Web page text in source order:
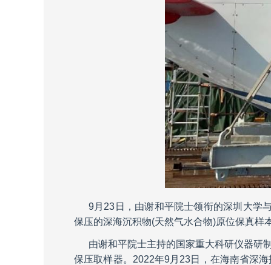
9月23日，由谢和平院士领衔的深圳大学
保压的深海沉积物(天然气水合物)原位保真样本
由谢和平院士主持的国家重大科研仪器研
保压取样器。2022年9月23日，在海南省深